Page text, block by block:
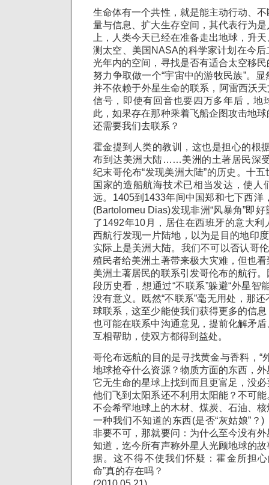
生命体有一个共性，就是能主动行动、
量与信息、扩大生存空间，其代表行为
上，人类今天已经在准备走出地球，升
测太空、美国NASA的科学家计划在今
光年内的空间，寻找是否有适合太空移
努力争取做一个“宇宙中的游牧民族”。
并不依赖于外星生命的联系，阿雷西沃
信号，即使有回音也要四万多年后，地
此，如果存在那种乘着飞船企图攻击地
还需要我们去联系？
霍金提到人类的教训，这也是担心的根
布到达美洲大陆……美洲的土著居民深
纪末哥伦布“发现美洲大陆”的历史。十
国家的造船航海技术已相当发达，使人
远。1405到1433年间中国郑和七下西洋
(Bartolomeu Dias)发现非洲“风暴角”即
了1492年10月，居住在西班牙的意大利
西航行发现一片陆地，以为是目的地印
实际上是美洲大陆。我们不可以否认哥
殖民者给美洲土著带来极大灾难，但也
美洲土著居民的联系引发哥伦布的航行
段历史看，想通过“不联系”躲避“外星智
没有意义。既然“不联系”毫无用处，那
球联系，这至少能使我们获得更多的信
也可能在联系中沟通意见，提前化解矛
互相帮助，使双方都得到益处。
哥伦布远航的目的是寻找黄金与香料，“
地球抢夺什么资源？物质方面的东西，
它无生命的星球上找到而且更富足，没
他们飞到太阳系还不利用太阳能？不可
不会希罕地球上的木材、煤炭、石油、
一种我们不知道的东西(是否“灰姑娘”？
非要不可，那就要问：为什么至今没有
知道，迄今所有声称外星人光顾地球的
据。这不得不使我们怀疑：霍金所担
命”真的存在吗？